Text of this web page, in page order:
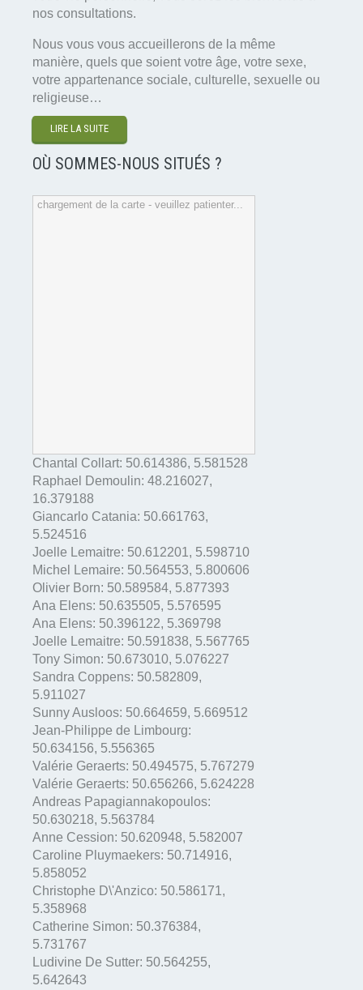
nos consultations.
Nous vous vous accueillerons de la même
manière, quels que soient votre âge, votre sexe,
votre appartenance sociale, culturelle, sexuelle ou
religieuse…
LIRE LA SUITE
OÙ SOMMES-NOUS SITUÉS ?
chargement de la carte - veuillez patienter...
Chantal Collart: 50.614386, 5.581528
Raphael Demoulin: 48.216027,
16.379188
Giancarlo Catania: 50.661763,
5.524516
Joelle Lemaitre: 50.612201 , 5.598710
Michel Lemaire: 50.564553, 5.800606
Olivier Born: 50.589584, 5.877393
Ana Elens: 50.635505, 5.576595
Ana Elens: 50.396122, 5.369798
Joelle Lemaitre: 50.591838, 5.567765
Tony Simon: 50.673010, 5.076227
Sandra Coppens: 50.582809,
5.911027
Sunny Ausloos: 50.664659, 5.669512
Jean-Philippe de Limbourg:
50.634156, 5.556365
Valérie Geraerts: 50.494575, 5.767279
Valérie Geraerts: 50.656266, 5.624228
Andreas Papagiannakopoulos:
50.630218, 5.563784
Anne Cession: 50.620948, 5.582007
Caroline Pluymaekers: 50.714916,
5.858052
Christophe D\'Anzico: 50.586171 ,
5.358968
Catherine Simon: 50.376384,
5.731767
Ludivine De Sutter: 50.564255,
5.642643